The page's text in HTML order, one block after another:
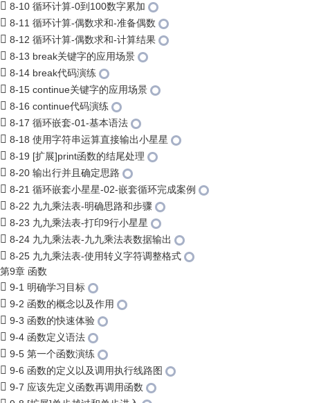
8-10 循环计算-0到100数字累加
8-11 循环计算-偶数求和-准备偶数
8-12 循环计算-偶数求和-计算结果
8-13 break关键字的应用场景
8-14 break代码演练
8-15 continue关键字的应用场景
8-16 continue代码演练
8-17 循环嵌套-01-基本语法
8-18 使用字符串运算直接输出小星星
8-19 [扩展]print函数的结尾处理
8-20 输出行并且确定思路
8-21 循环嵌套小星星-02-嵌套循环完成案例
8-22 九九乘法表-明确思路和步骤
8-23 九九乘法表-打印9行小星星
8-24 九九乘法表-九九乘法表数据输出
8-25 九九乘法表-使用转义字符调整格式
第9章 函数
9-1 明确学习目标
9-2 函数的概念以及作用
9-3 函数的快速体验
9-4 函数定义语法
9-5 第一个函数演练
9-6 函数的定义以及调用执行线路图
9-7 应该先定义函数再调用函数